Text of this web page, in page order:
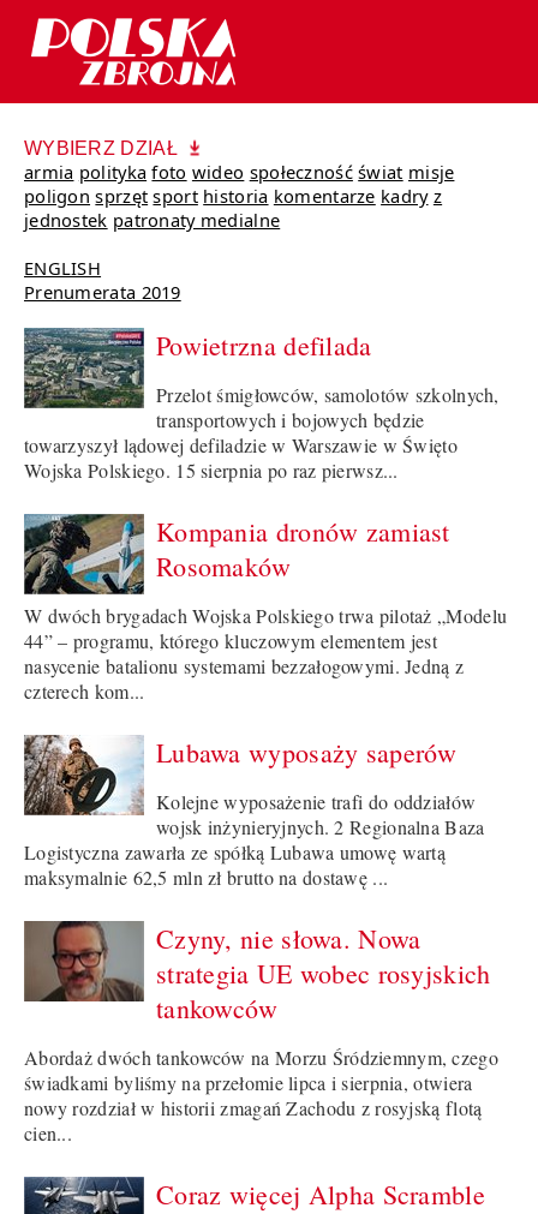
WYBIERZ DZIAŁ
armia polityka foto wideo społeczność świat misje
poligon sprzęt sport historia komentarze kadry z
jednostek patronaty medialne
ENGLISH
Prenumerata 2019
Powietrzna defilada
Przelot śmigłowców, samolotów szkolnych,
transportowych i bojowych będzie
towarzyszył lądowej defiladzie w Warszawie w Święto
Wojska Polskiego. 15 sierpnia po raz pierwsz...
Kompania dronów zamiast
Rosomaków
W dwóch brygadach Wojska Polskiego trwa pilotaż „Modelu
44” – programu, którego kluczowym elementem jest
nasycenie batalionu systemami bezzałogowymi. Jedną z
czterech kom...
Lubawa wyposaży saperów
Kolejne wyposażenie trafi do oddziałów
wojsk inżynieryjnych. 2 Regionalna Baza
Logistyczna zawarła ze spółką Lubawa umowę wartą
maksymalnie 62,5 mln zł brutto na dostawę ...
Czyny, nie słowa. Nowa
strategia UE wobec rosyjskich
tankowców
Abordaż dwóch tankowców na Morzu Śródziemnym, czego
świadkami byliśmy na przełomie lipca i sierpnia, otwiera
nowy rozdział w historii zmagań Zachodu z rosyjską flotą
cien...
Coraz więcej Alpha Scramble